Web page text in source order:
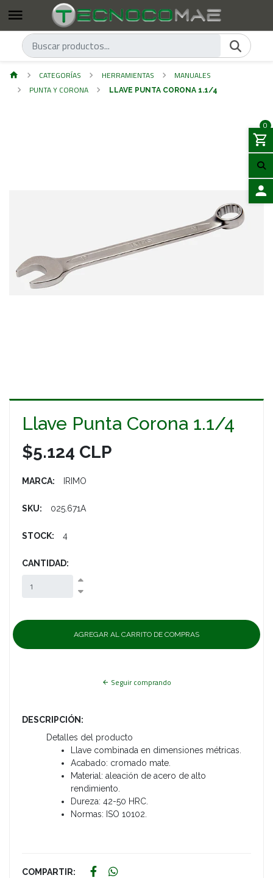
0
CATEGORÍAS HERRAMIENTAS
MANUALES
PUNTA Y CORONA
LLAVE PUNTA CORONA 1.1/4
Llave Punta Corona 1.1/4
$5.124 CLP
MARCA: IRIMO
SKU: 025.671A
STOCK: 4
CANTIDAD:
Seguir comprando
DESCRIPCIÓN:
Detalles del producto
Llave combinada en dimensiones métricas.
Acabado: cromado mate.
Material: aleación de acero de alto
rendimiento.
Dureza: 42-50 HRC.
Normas: ISO 10102.
COMPARTIR: